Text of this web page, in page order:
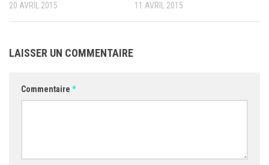
20 AVRIL 2015 11 AVRIL 2015
LAISSER UN COMMENTAIRE
Commentaire *